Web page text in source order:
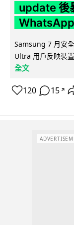
update 後
Samsung 7 月安
Ultra 用戶反映裝
全文
120 15 ↗